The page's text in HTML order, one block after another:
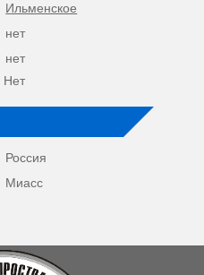
Ильменское
нет
нет
Нет
Россия
Миасс